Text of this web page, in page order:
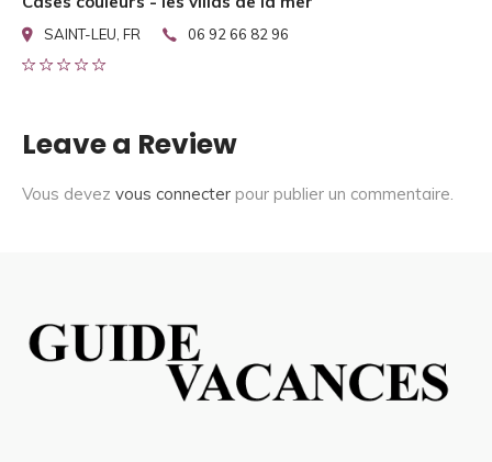
SAINT-LEU, FR 06 92 66 82 96
Leave a Review
Vous devez vous connecter pour publier un commentaire.